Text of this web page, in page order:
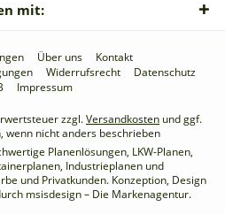
mit:
Über uns
Kontakt
Widerrufsrecht
Datenschutz
Impressum
zzgl.Versandkosten und ggf.
wenn nicht anders beschrieben
Planenlösungen, LKW-Planen,
Industrieplanen und
und Privatkunden. Konzeption, Design
msisdesign – Die Markenagentur.